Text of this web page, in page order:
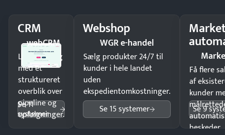
CRM
webCRM
Luk flere salg
med et
struktureret
overblik over
pipeline og
opfølgninger.
Se 11
systemer
Webshop
WGR e-handel
Sælg produkter 24/7 til
kunder i hele landet
uden
ekspedientomkostninger.
Se 15 systemer
Få flere
af
kunder
beskeder.
Se 9